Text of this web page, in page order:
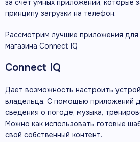
за счет умных приложений, которые
принципу загрузки на телефон.
Рассмотрим лучшие приложения для
магазина Connect IQ
Connect IQ
Дает возможность настроить
владельца. С помощью приложений
сведения о погоде, музыка,
Можно как использовать готовые
свой собственный контент.